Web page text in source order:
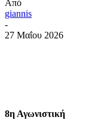
Από
giannis
-
27 Μαΐου 2026
8η Αγωνιστική